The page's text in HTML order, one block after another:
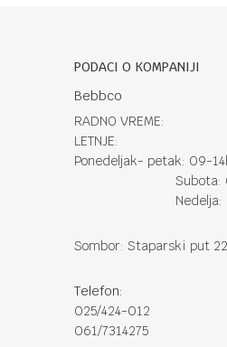
PODACI O KOMPANIJI
Bebbco
RADNO VREME:
LETNJE:
Ponedeljak- petak: 09-
Subota: 09-
Nedelja:
Sombor: Staparski put 22
Telefon:
025/424-012
061/7314275